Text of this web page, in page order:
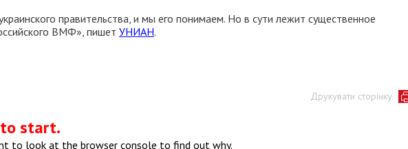
правительства, и мы его понимаем. Но в сути лежит существенное
ВМФ», пишет УНИАН.
Друкувати сторінку
to start.
to look at the browser console to find out why.